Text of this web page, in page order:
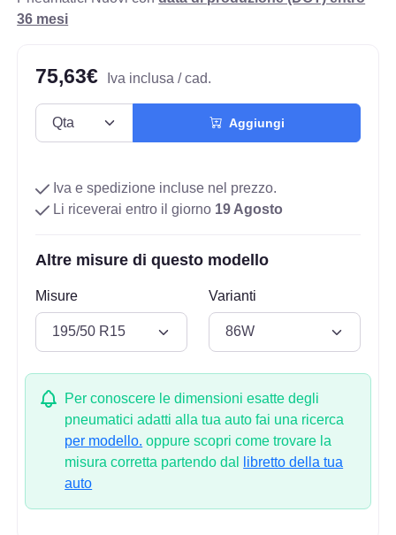
36 mesi
75,63€ Iva inclusa / cad.
Aggiungi
Iva e spedizione incluse nel prezzo.
Li riceverai entro il giorno 19 Agosto
Altre misure di questo modello
Misure Varianti
Per conoscere le dimensioni esatte degli
pneumatici adatti alla tua auto fai una ricerca
per modello. oppure scopri come trovare la
misura corretta partendo dal
libretto della tua
auto